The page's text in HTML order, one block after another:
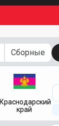
Сборные
Краснодарский
край